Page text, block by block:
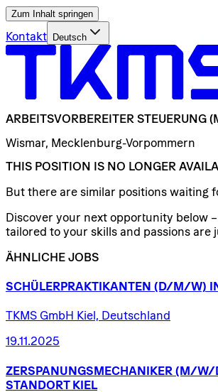
Zum Inhalt springen
Kontakt Deutsch
ARBEITSVORBEREITER STEUERUNG
Wismar, Mecklenburg-Vorpommern
THIS POSITION IS NO LONGER
But there are similar positions waiting
Discover your next opportunity below
tailored to your skills and passions are
ÄHNLICHE JOBS
SCHÜLERPRAKTIKANTEN (D/​M/​W)
TKMS GmbH Kiel, Deutschland
19.11.2025
ZERSPANUNGSMECHANIKER (M/W/
STANDORT KIEL